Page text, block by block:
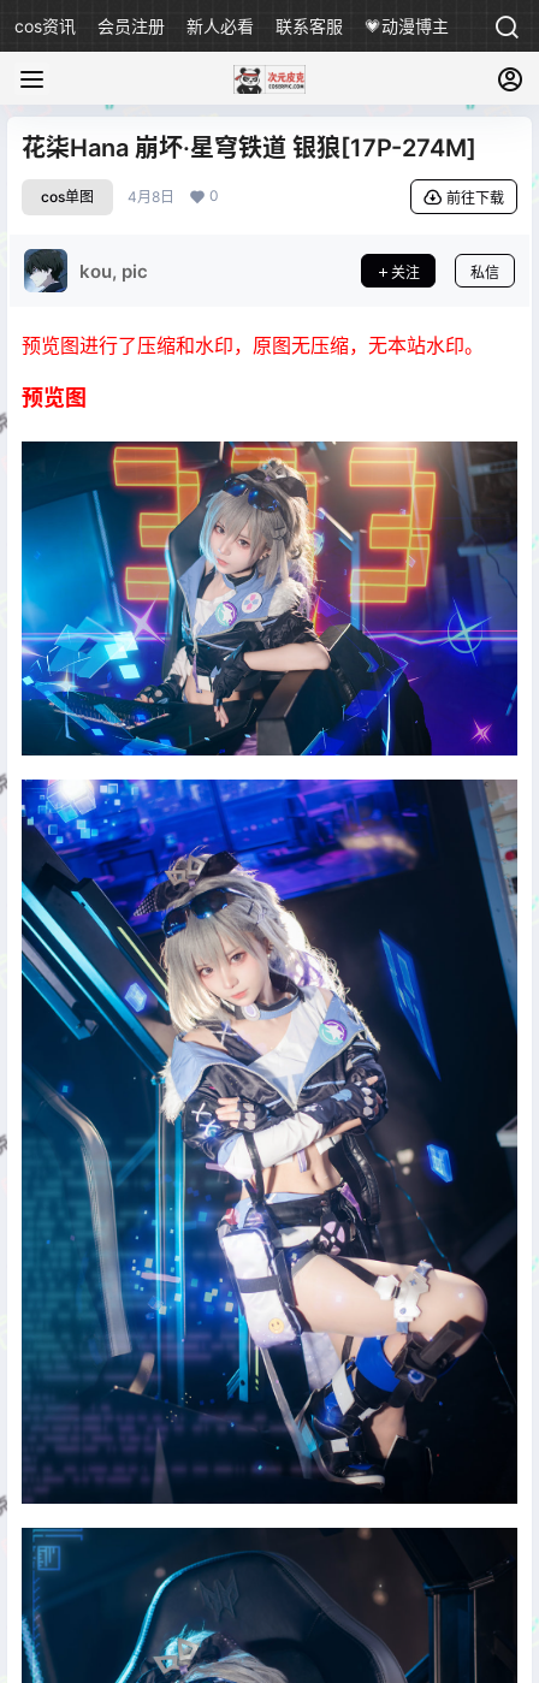
cos资讯 会员注册 新人必看 联系客服 💗动漫博主
花柒Hana 崩坏·星穹铁道 银狼[17P-274M]
cos单图 4月8日 0 前往下载
kou, pic 关注 私信
预览图进行了压缩和水印，原图无压缩，无本站水印。
预览图